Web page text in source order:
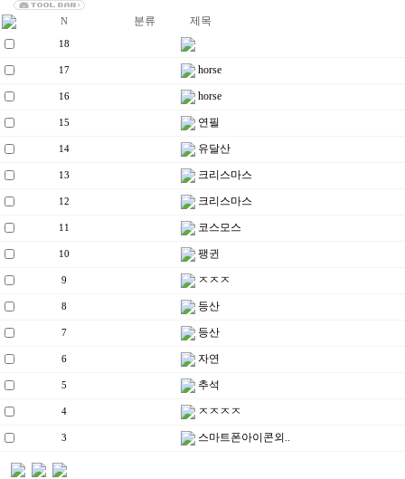
N 분류 제목
18
17 horse
16 horse
15 연필
14 유달산
13 크리스마스
12 크리스마스
11 코스모스
10 팽귄
9 ㅈㅈㅈ
8 등산
7 등산
6 자연
5 추석
4 ㅈㅈㅈㅈ
3 스마트폰아이콘외..